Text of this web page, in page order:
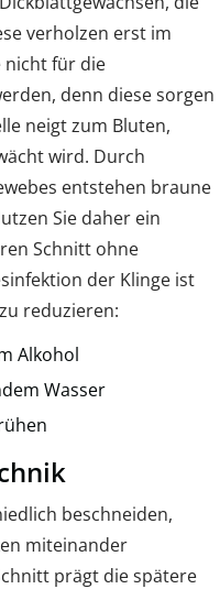
verholzen erst im
nicht für die
denn diese sorgen
neigt zum Bluten,
wird. Durch
entstehen braune
Sie daher ein
Schnitt ohne
der Klinge ist
reduzieren:
Alkohol
Wasser
beschneiden,
miteinander
prägt die spätere